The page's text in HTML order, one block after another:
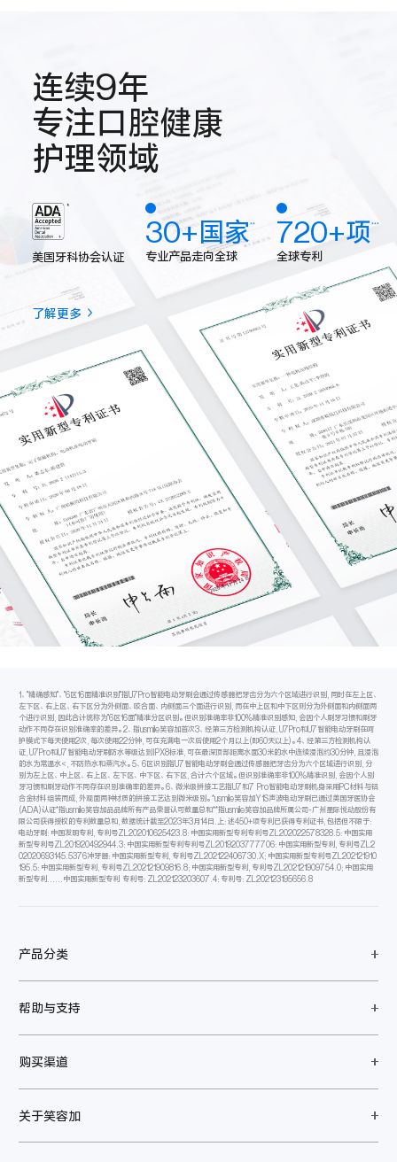
连续9年
专注口腔健康
护理领域
美国牙科协会认证
30+国家 **
专业产品走向全球
720+项***
全球专利
了解更多
1、"精确感知"、"6区16面精准识别"指U7Pro智能电动牙刷会通过传感器把牙齿分为六个区域进行识别,同时在左上区、
左下区、右上区、右下区分为外侧面、咬合面、内侧面三个面进行识别,而在中上区和中下区则分为外侧面和内侧面两
个进行识别,因此合计统称为"6区16面"精准分区识别。但识别准确率非100%精准识别感知,会因个人刷牙习惯和刷牙
动作不同存在识别准确率的差异。2、指usmile笑容加首次3、经第三方检测机构认证,U7Pro和U7智能电动牙刷在呵
护模式下每天使用2次,每次使用22分钟,可在充满电一次后使用2个月以上(即60天以上)。4、经第三方检测机构认
证,U7Pro和U7智能电动牙刷防水等级达到IPX8标准,可在最深顶部距离水面30米的水中连续浸泡约30分钟,且浸泡
的水为常温水<,不防热水和蒸汽水。5、6区识别指U7智能电动牙刷会通过传感器把牙齿分为六个区域进行识别,分
别为左上区、中上区、右上区、左下区、中下区、右下区,合计六个区域。但识别准确率非100%精准识别,会因个人别
牙习惯和刷牙动作不同存在识别准确率的差异。6、微米级拼接工艺指U7和7 Pro智能电动牙刷机身采用PC材料与铝
合金材料组装而成,外观面两种材质的拼接工艺达到微米级别。*usmile笑容加Y1S声波电动牙刷已通过美国牙医协会
(ADA)认证*指usmile笑容加品品牌所有产品荣誉认可数量总和**指usmile笑容加品牌所属公司-广州星际悦动股份有
限公司获得授权的专利数量总和,数据统计截至2023年3月14日.上:述450+项专利已获得专利证书,包括但不限于:
电动牙刷:中国发明专利,专利号ZL202010625423.8:中国实用新型专利专利号ZL202022578328.5:中国实用
新型专利号ZL201920492944.3:中国实用新型专利专利号ZL2019203777706:中国实用新型专利,专利号ZL2
02020693145.5376冲牙器:中国实用新型专利,专利号ZL202122406730.X;中国实用新型专利号ZL202121910
195.5:中国实用新型专利,专利号ZL202121909816.8;中国实用新型专利,专利号ZL202121909754.0;中国实用
新型专利......中国实用新型专利 专利号:ZL202123203607.4:专利号:ZL202123195656.8
产品分类
帮助与支持
购买渠道
关于笑容加